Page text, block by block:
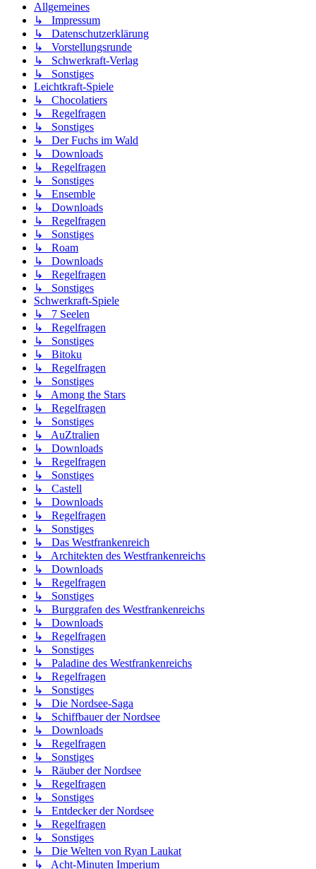
Allgemeines
↳ Impressum
↳ Datenschutzerklärung
↳ Vorstellungsrunde
↳ Schwerkraft-Verlag
↳ Sonstiges
Leichtkraft-Spiele
↳ Chocolatiers
↳ Regelfragen
↳ Sonstiges
↳ Der Fuchs im Wald
↳ Downloads
↳ Regelfragen
↳ Sonstiges
↳ Ensemble
↳ Downloads
↳ Regelfragen
↳ Sonstiges
↳ Roam
↳ Downloads
↳ Regelfragen
↳ Sonstiges
Schwerkraft-Spiele
↳ 7 Seelen
↳ Regelfragen
↳ Sonstiges
↳ Bitoku
↳ Regelfragen
↳ Sonstiges
↳ Among the Stars
↳ Regelfragen
↳ Sonstiges
↳ AuZtralien
↳ Downloads
↳ Regelfragen
↳ Sonstiges
↳ Castell
↳ Downloads
↳ Regelfragen
↳ Sonstiges
↳ Das Westfrankenreich
↳ Architekten des Westfrankenreichs
↳ Downloads
↳ Regelfragen
↳ Sonstiges
↳ Burggrafen des Westfrankenreichs
↳ Downloads
↳ Regelfragen
↳ Sonstiges
↳ Paladine des Westfrankenreichs
↳ Regelfragen
↳ Sonstiges
↳ Die Nordsee-Saga
↳ Schiffbauer der Nordsee
↳ Downloads
↳ Regelfragen
↳ Sonstiges
↳ Räuber der Nordsee
↳ Regelfragen
↳ Sonstiges
↳ Entdecker der Nordsee
↳ Regelfragen
↳ Sonstiges
↳ Die Welten von Ryan Laukat
↳ Acht-Minuten Imperium